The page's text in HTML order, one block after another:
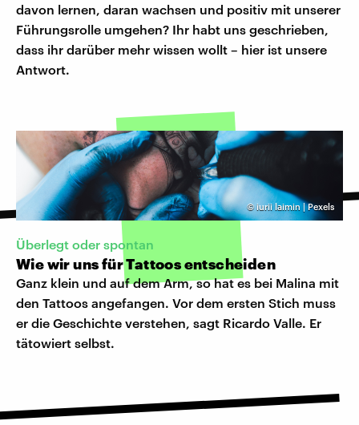
davon lernen, daran wachsen und positiv mit unserer
Führungsrolle umgehen? Ihr habt uns geschrieben,
dass ihr darüber mehr wissen wollt – hier ist unsere
Antwort.
© iurii laimin | Pexels
Überlegt oder spontan
Wie wir uns für Tattoos entscheiden
Ganz klein und auf dem Arm, so hat es bei Malina mit
den Tattoos angefangen. Vor dem ersten Stich muss
er die Geschichte verstehen, sagt Ricardo Valle. Er
tätowiert selbst.